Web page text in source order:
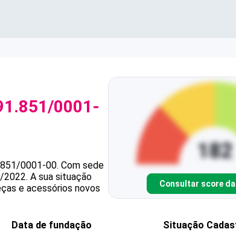
0001-
0001-00. Com sede
2022. A sua situação
e acessórios novos
Consultar score da
Data de fundação
Situação